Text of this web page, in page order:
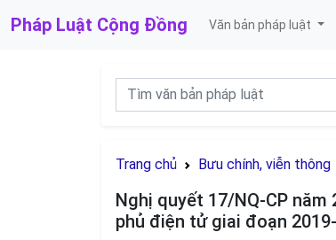
Pháp Luật Cộng Đồng Văn bản pháp luật
Trang chủ Bưu chính, viễn thông
Nghị quyết 17/NQ-CP
phủ điện tử giai đoạn